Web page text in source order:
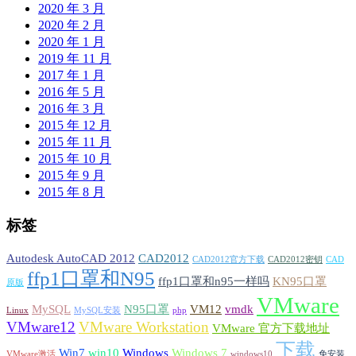
2020 年 3 月
2020 年 2 月
2020 年 1 月
2019 年 11 月
2017 年 1 月
2016 年 5 月
2016 年 3 月
2015 年 12 月
2015 年 11 月
2015 年 10 月
2015 年 9 月
2015 年 8 月
标签
Autodesk AutoCAD 2012 CAD2012 CAD2012官方下载 CAD2012密钥 CAD
原版 ffp1口罩和N95 ffp1口罩和n95一样吗 KN95口罩
Linux MySQL MySQL安装 N95口罩 php VM12 vmdk VMware
VMware12 VMware Workstation VMware 官方下载地址
VMware激活 Win7 win10 Windows Windows 7 windows10 下载 免安装